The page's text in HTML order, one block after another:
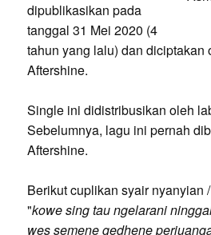
dipublikasikan pada
tanggal 31 Mei 2020 (4
tahun yang lalu) dan diciptakan
Aftershine.
Single ini didistribusikan oleh
Sebelumnya, lagu ini pernah
Aftershine.
Berikut cuplikan syair nyanyian
"kowe sing tau ngelarani
wes semene gedhene